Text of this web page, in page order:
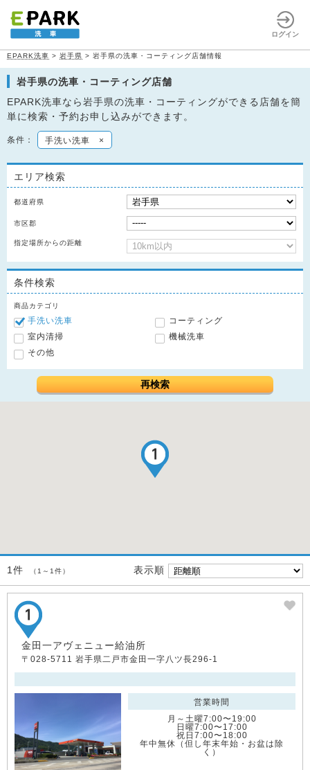
ログイン
EPARK洗車 > 岩手県 > 岩手県の洗車・コーティング店舗情報
岩手県の洗車・コーティング店舗
EPARK洗車なら岩手県の洗車・コーティングができる店舗を簡
単に検索・予約お申し込みができます。
条件： 手洗い洗車 ×
エリア検索
都道府県
市区郡
指定場所からの距離
条件検索
商品カテゴリ
手洗い洗車
コーティング
室内清掃
機械洗車
その他
再検索
1件 （1～1件） 表示順
金田一アヴェニュー給油所
〒028-5711 岩手県二戸市金田一字八ツ長296-1
営業時間
月～土曜7:00〜19:00
日曜7:00〜17:00
祝日7:00〜18:00
年中無休（但し年末年始・お盆は除
く）